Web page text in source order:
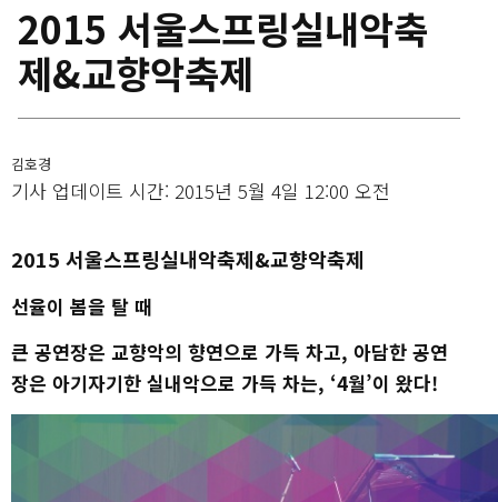
2015 서울스프링실내악축
제&교향악축제
김호경
기사 업데이트 시간: 2015년 5월 4일 12:00 오전
2015 서울스프링실내악축제&교향악축제
선율이 봄을 탈 때
큰 공연장은 교향악의 향연으로 가득 차고, 아담한 공연
장은 아기자기한 실내악으로 가득 차는, ‘4월’이 왔다!